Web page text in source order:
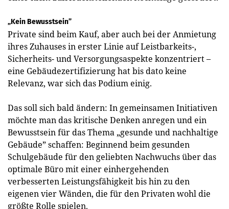
„Kein Bewusstsein”
Private sind beim Kauf, aber auch bei der Anmietung
ihres Zuhauses in erster Linie auf Leistbarkeits-,
Sicherheits- und Versorgungsaspekte konzentriert –
eine Gebäudezertifizierung hat bis dato keine
Relevanz, war sich das Podium einig.
Das soll sich bald ändern: In gemeinsamen Initiativen
möchte man das kritische Denken anregen und ein
Bewusstsein für das Thema „gesunde und nachhaltige
Gebäude” schaffen: Beginnend beim gesunden
Schulgebäude für den geliebten Nachwuchs über das
optimale Büro mit einer einhergehenden
verbesserten Leistungsfähigkeit bis hin zu den
eigenen vier Wänden, die für den Privaten wohl die
größte Rolle spielen.